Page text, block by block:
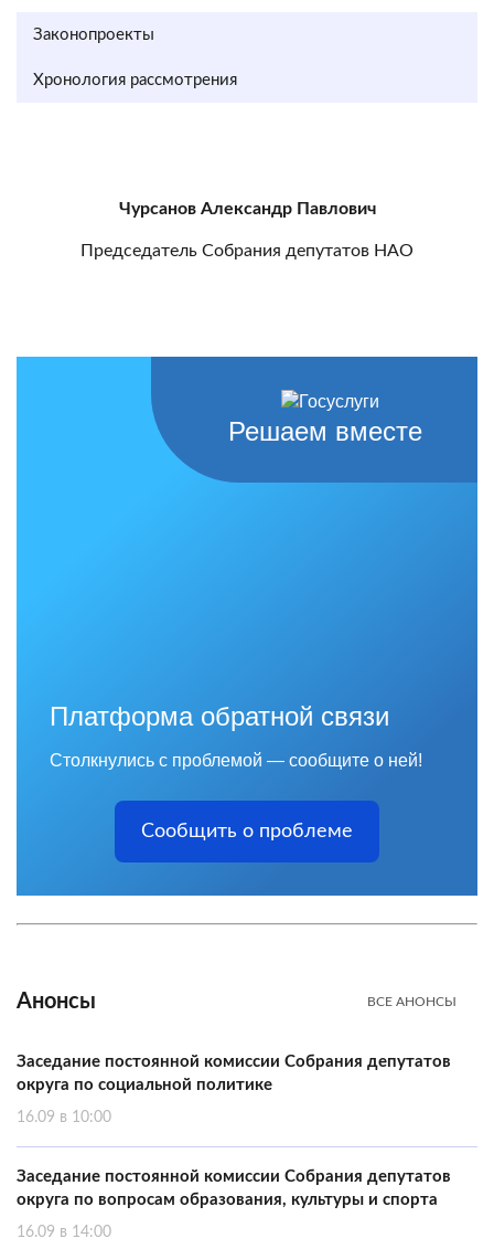
Законопроекты
Хронология рассмотрения
Чурсанов Александр Павлович
Председатель Собрания депутатов НАО
Решаем вместе
Платформа обратной связи
Столкнулись с проблемой — сообщите о ней!
Сообщить о проблеме
Анонсы ВСЕ АНОНСЫ
Заседание постоянной комиссии Собрания депутатов
округа по социальной политике
16.09 в 10:00
Заседание постоянной комиссии Собрания депутатов
округа по вопросам образования, культуры и спорта
16.09 в 14:00